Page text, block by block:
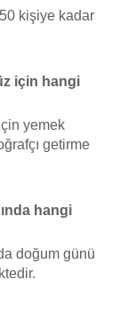
kişiye kadar
için hangi
yemek
getirme
hangi
doğum günü